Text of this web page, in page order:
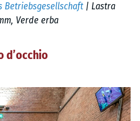
Betriebsgesellschaft | Lastra
Verde erba
d’occhio